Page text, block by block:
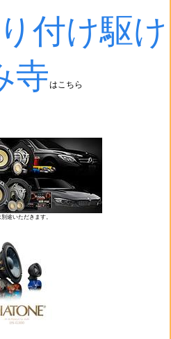
付け駆け
寺はこちら
途いただきます。